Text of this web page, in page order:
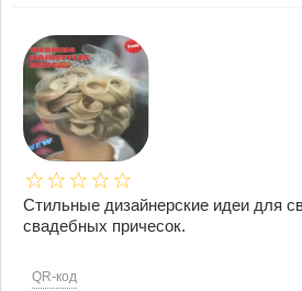
Стильные дизайнерские идеи для
свадебных причесок.
QR-код